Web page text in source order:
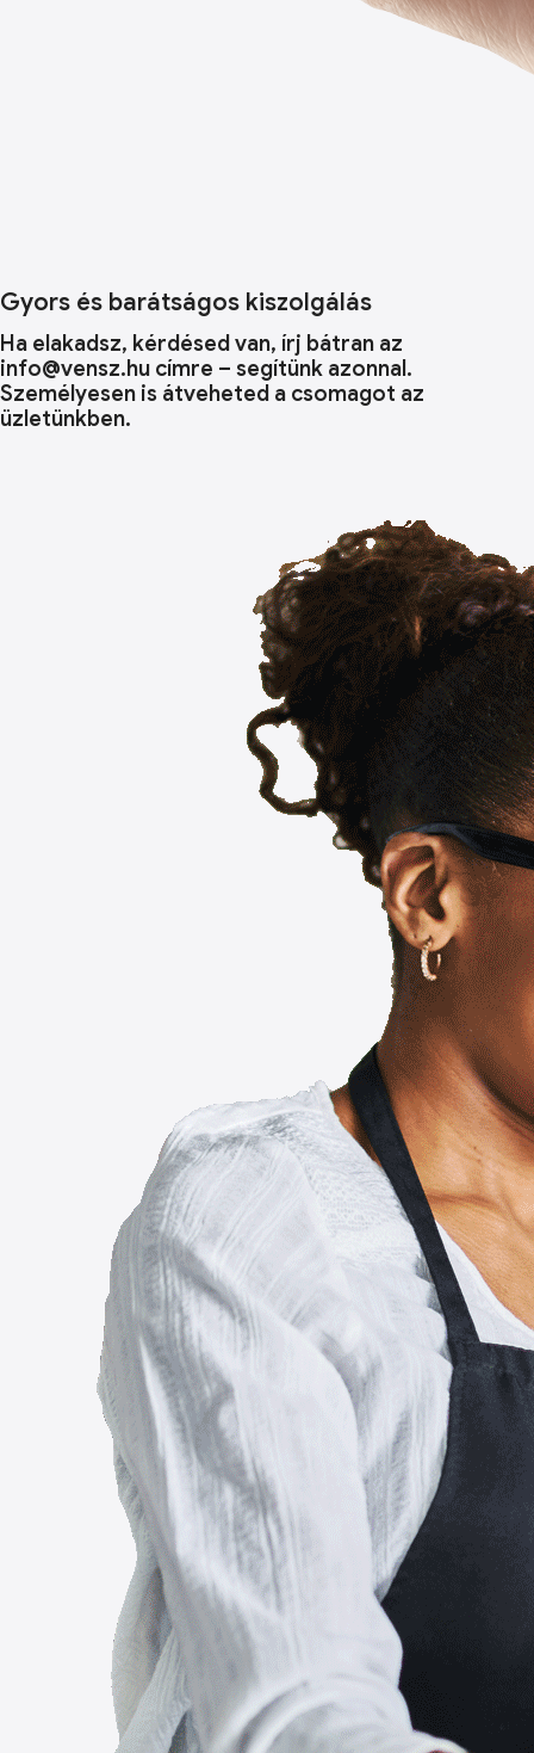
Gyors és barátságos kiszolgálás
Ha elakadsz, kérdésed van, írj bátran az
info@vensz.hu címre – segítünk azonnal.
Személyesen is átveheted a csomagot az
üzletünkben.